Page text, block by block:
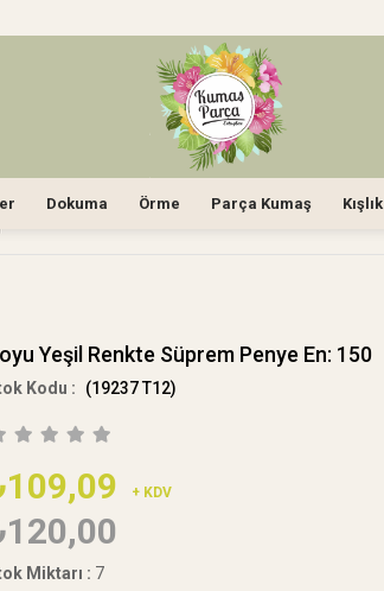
Dokuma Örme Parça Kumaş Kışlık
Yeşil Renkte Süprem Penye En: 150
(19237 T12)
+ KDV
Miktarı : 7